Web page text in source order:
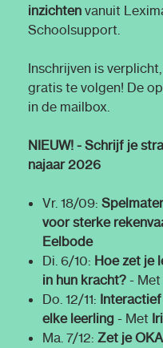
inzichtenvanuit
Schoolsupport.
Inschrijven is
gratis te volgen! De
in de mailbox.
NIEUW! - Schrijf je
najaar 2026
Vr. 18/09:
voor sterke
Eelbode
Di. 6/10: Hoe zet je
in hun kracht? - Met
Do. 12/11:
elke leerling - Met
Ma. 7/12: Zet je